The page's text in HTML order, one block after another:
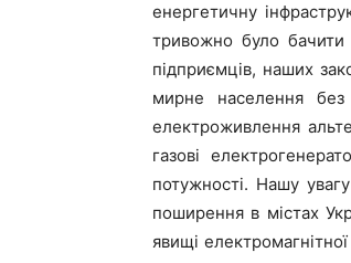
енергетичну
тривожно було бачити
підприємців, наших
мирне населення без
електроживлення
газові
потужності. Нашу
поширення в містах
явищі